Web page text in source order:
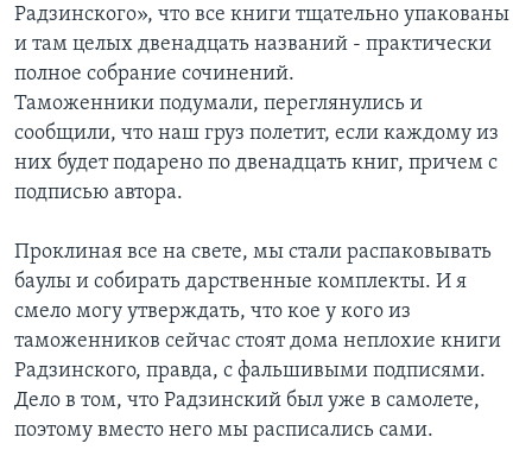
Радзинского», что все книги тщательно упакованы
и там целых двенадцать названий - практически
полное собрание сочинений.
Таможенники подумали, переглянулись и
сообщили, что наш груз полетит, если каждому из
них будет подарено по двенадцать книг, причем с
подписью автора.
Проклиная все на свете, мы стали распаковывать
баулы и собирать дарственные комплекты. И я
смело могу утверждать, что кое у кого из
таможенников сейчас стоят дома неплохие книги
Радзинского, правда, с фальшивыми подписями.
Дело в том, что Радзинский был уже в самолете,
поэтому вместо него мы расписались сами.